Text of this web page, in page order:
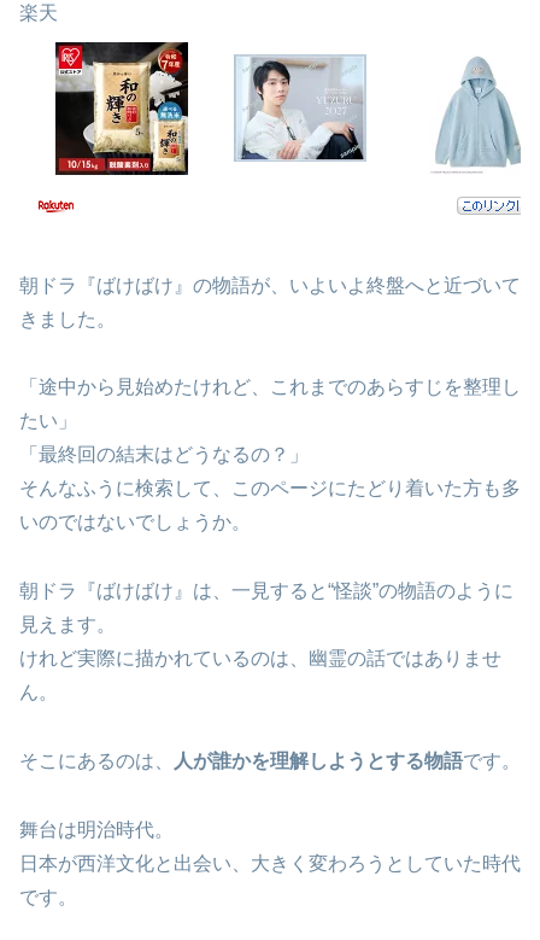
楽天
朝ドラ『ばけばけ』の物語が、いよいよ終盤へと近づいて
きました。
「途中から見始めたけれど、これまでのあらすじを整理し
たい」
「最終回の結末はどうなるの？」
そんなふうに検索して、このページにたどり着いた方も多
いのではないでしょうか。
朝ドラ『ばけばけ』は、一見すると“怪談”の物語のように
見えます。
けれど実際に描かれているのは、幽霊の話ではありませ
ん。
そこにあるのは、 人が誰かを理解しようとする物語です。
舞台は明治時代。
日本が西洋文化と出会い、大きく変わろうとしていた時代
です。